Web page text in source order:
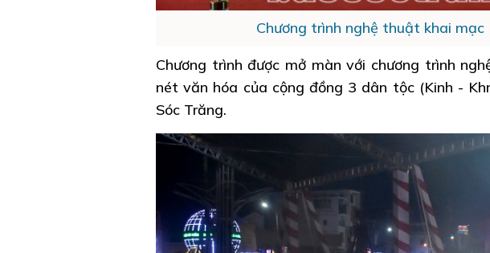
Chương trình nghệ thuật khai mạc
Chương trình được mở màn với chương trình
nét văn hóa của cộng đồng 3 dân tộc (Kinh -
Sóc Trăng.